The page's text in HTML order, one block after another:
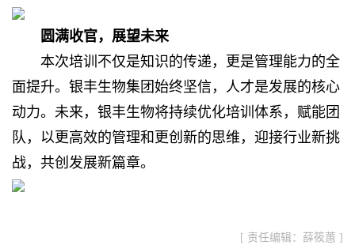
圆满收官，展望未来
本次培训不仅是知识的传递，更是管理能力的全
面提升。银丰生物集团始终坚信，人才是发展的核心
动力。未来，银丰生物将持续优化培训体系，赋能团
队，以更高效的管理和更创新的思维，迎接行业新挑
战，共创发展新篇章。
[ 责任编辑：薛筱蕙 ]